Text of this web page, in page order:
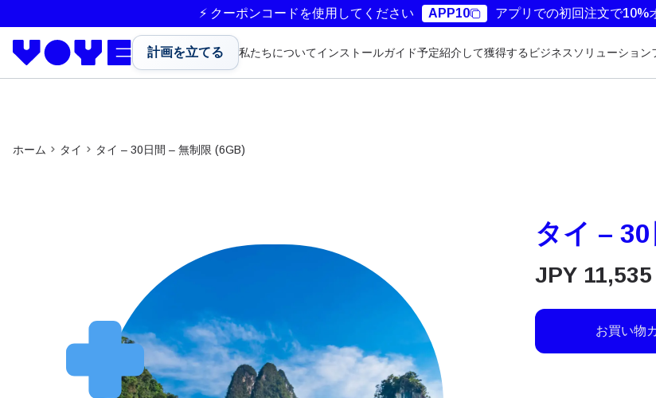
⚡ クーポンコードを使用してください APP10 アプリでの初回注文で10%
計画を立てる 私たちについてインストールガイド予定紹介して獲得する ビジネスソリューション
ホーム タイ タイ – 30日間 – 無制限 (6GB)
タイ –
JPY 11,535
お買い物